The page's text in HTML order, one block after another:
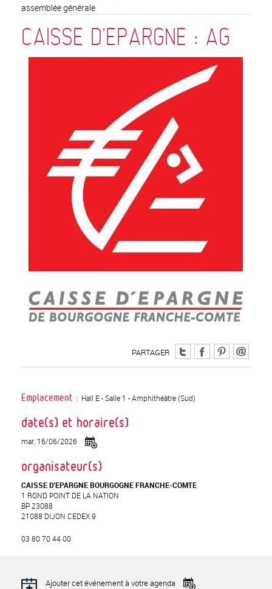
assemblée générale
CAISSE D'EPARGNE : AG
PARTAGER
Emplacement : Hall E - Salle 1 - Amphithéâtre (Sud)
date(s) et horaire(s)
mar. 16/06/2026
organisateur(s)
CAISSE D'EPARGNE BOURGOGNE FRANCHE-COMTE
1 ROND POINT DE LA NATION
BP 23088
21088 DIJON CEDEX 9
03 80 70 44 00
Ajouter cet événement à votre agenda